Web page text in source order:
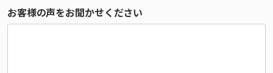
お客様の声をお聞かせください